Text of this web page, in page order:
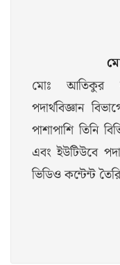
মোঃ আতিকুর
পদার্থবিজ্ঞান
পাশাপাশি তিনি
এবং ইউটিউবে
ভিডিও কন্টেন্ট